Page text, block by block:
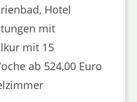
Hotel
mit
mit 15
ab 524,00 Euro